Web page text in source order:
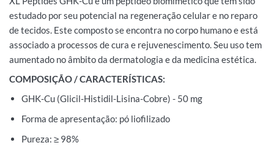
estudado por seu potencial na regeneração celular e no reparo
de tecidos. Este composto se encontra no corpo humano e está
associado a processos de cura e rejuvenescimento. Seu uso tem
aumentado no âmbito da dermatologia e da medicina estética.
COMPOSIÇÃO / CARACTERÍSTICAS:
GHK-Cu (Glicil-Histidil-Lisina-Cobre) - 50 mg
Forma de apresentação: pó liofilizado
Pureza: ≥ 98%